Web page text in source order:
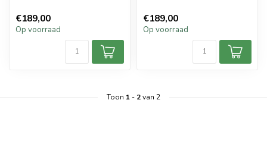
€189,00
Op voorraad
€189,00
Op voorraad
Toon 1- 2van 2